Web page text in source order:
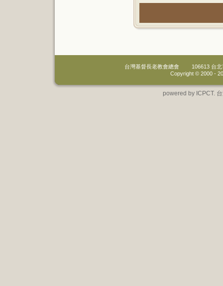
台灣基督長老教會總會
106613 台
Copyright © 2000 -
powered by ICPCT.